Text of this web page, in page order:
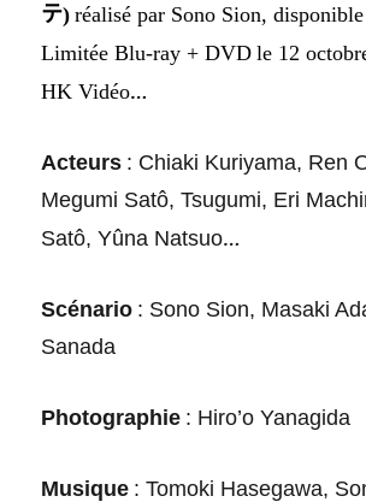
テ) réalisé par Sono Sion,
Limitée Blu-ray + DVD le 12
HK Vidéo…
Acteurs : Chiaki Kuriyama, Ren
Megumi Satô, Tsugumi, Eri
Satô, Yûna Natsuo…
Scénario : Sono Sion, Masaki
Sanada
Photographie : Hiro’o Yanagida
Musique :Tomoki Hasegawa,